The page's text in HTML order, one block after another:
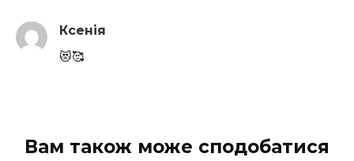
Ксенія
😻🥰
Вам також може сподобатися